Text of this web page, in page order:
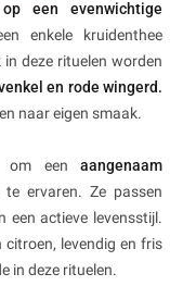
een evenwichtige
enkele kruidenthee
deze rituelen worden
en rode wingerd.
naar eigen smaak.
om een aangenaam
te ervaren. Ze passen
een actieve levensstijl.
citroen, levendig en fris
in deze rituelen.